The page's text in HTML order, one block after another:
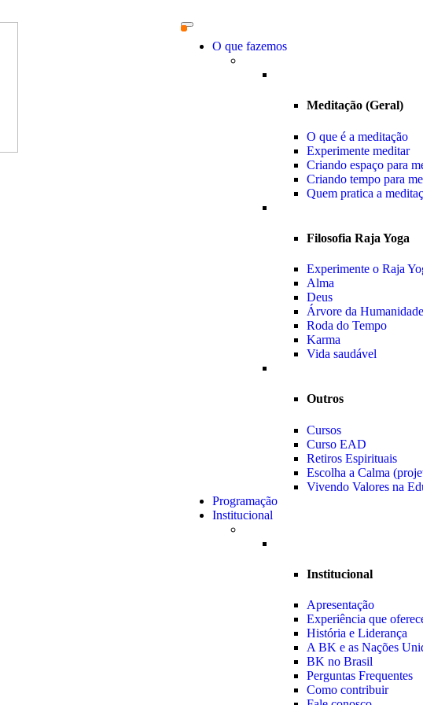
O que fazemos
Meditação (Geral)
O que é a meditação
Experimente meditar
Criando espaço para
Criando tempo para
Quem pratica a
Filosofia Raja Yoga
Experimente o Raja
Alma
Deus
Árvore da Humanidade
Roda do Tempo
Karma
Vida saudável
Outros
Cursos
Curso EAD
Retiros Espirituais
Escolha a Calma
Vivendo Valores na
Programação
Institucional
Institucional
Apresentação
Experiência que
História e Liderança
A BK e as Nações
BK no Brasil
Perguntas Frequentes
Como contribuir